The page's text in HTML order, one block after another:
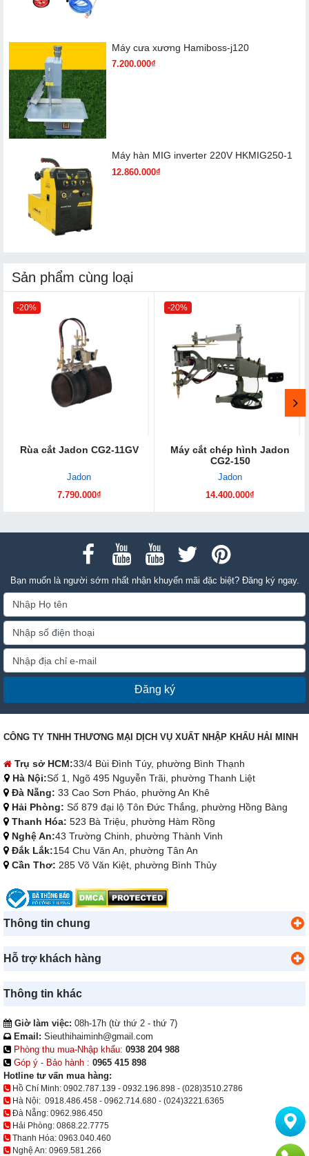
Máy cưa xương Hamiboss-j120
7.200.000₫
Máy hàn MIG inverter 220V HKMIG250-1
12.860.000₫
Sản phẩm cùng loại
-20%
Rùa cắt Jadon CG2-11GV
Jadon
7.790.000₫
-20%
Máy cắt chép hình Jadon
CG2-150
Jadon
14.400.000₫
Bạn muốn là người sớm nhất nhận khuyến mãi đặc biệt? Đăng ký ngay.
Đăng ký
CÔNG TY TNHH THƯƠNG MẠI DỊCH VỤ XUẤT NHẬP KHẨU HẢI MINH
Trụ sở HCM:33/4 Bùi Đình Túy, phường Bình Thạnh
Hà Nội:Số 1, Ngõ 495 Nguyễn Trãi, phường Thanh Liệt
Đà Nẵng: 33 Cao Sơn Pháo, phường An Khê
Hải Phòng: Số 879 đại lộ Tôn Đức Thắng, phường Hồng Bàng
Thanh Hóa: 523 Bà Triệu, phường Hàm Rồng
Nghệ An:43 Trường Chinh, phường Thành Vinh
Đắk Lắk:154 Chu Văn An, phường Tân An
Cần Thơ: 285 Võ Văn Kiệt, phường Bình Thủy
Thông tin chung
Hỗ trợ khách hàng
Thông tin khác
Giờ làm việc: 08h-17h (từ thứ 2 - thứ 7)
Email: Sieuthihaiminh@gmail.com
Phòng thu mua-Nhập khẩu: 0938 204 988
Góp ý - Bảo hành : 0965 415 898
Hotline tư vấn mua hàng:
Hồ Chí Minh: 0902.787.139 - 0932.196.898 - (028)3510.2786
Hà Nội: 0918.486.458 - 0962.714.680 - (024)3221.6365
Đà Nẵng: 0962.986.450
Hải Phòng: 0868.22.7775
Thanh Hóa: 0963.040.460
Nghệ An: 0969.581.266